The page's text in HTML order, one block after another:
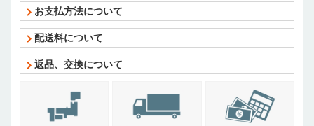
お支払方法について
配送料について
返品、交換について